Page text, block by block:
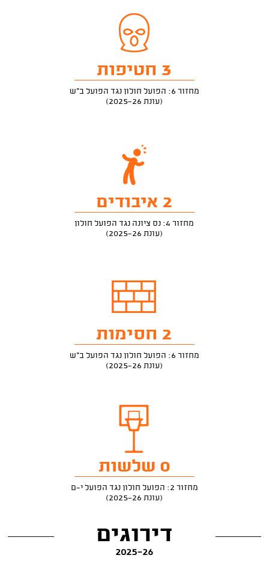
3 חטיפות
מחזור 6: הפועל חולון נגד הפועל ב"ש
(עונת 2025-26)
2 איבודים
מחזור 4: נס ציונה נגד הפועל חולון
(עונת 2025-26)
2 חסימות
מחזור 6: הפועל חולון נגד הפועל ב"ש
(עונת 2025-26)
0 שלשות
מחזור 2: הפועל חולון נגד הפועל י-ם
(עונת 2025-26)
דירוגים
2025-26